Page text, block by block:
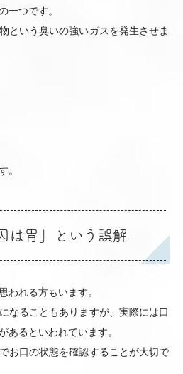
一つです。
という臭いの強いガスを発生させま
。
は胃」という誤解
われる方もいます。
なることもありますが、実際には口
あるといわれています。
お口の状態を確認することが大切で